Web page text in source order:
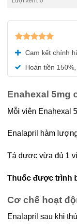
hạng5.00
5 sao
Cam kết chính
Hoàn tiền
Enahexal 5mg
Mỗi viên Enahexal
Enalapril hàm
Tá dược vừa đủ 1
Thuốc được trình
Cơ chế hoạt
Enalapril sau khi